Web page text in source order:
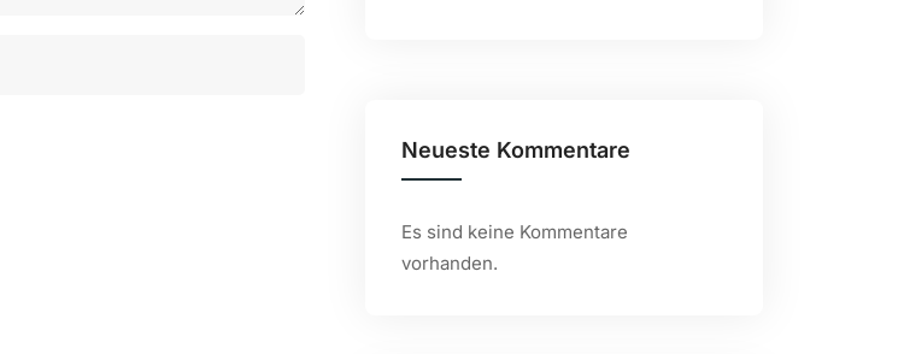
Neueste Kommentare
Es sind keine Kommentare
vorhanden.